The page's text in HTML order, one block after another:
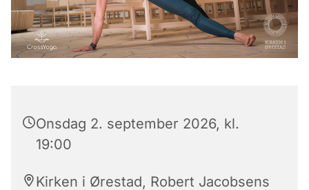
Onsdag 2. september 2026, kl.
19:00
Kirken i Ørestad, Robert Jacobsens